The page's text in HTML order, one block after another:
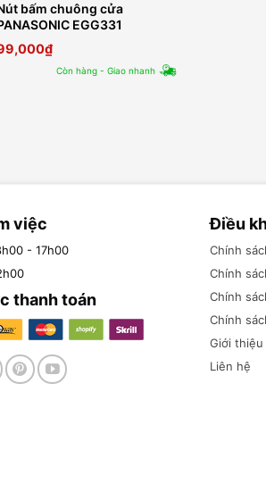
bấm chuông cửa
EGG331
₫
Còn hàng - Giao nhanh
việc
- 17h00
thanh toán
Điều
Chính
Chính
Chính
Chính
Giới thiệu
Liên hệ